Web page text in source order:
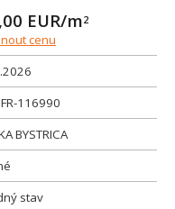
EUR/m2
cenu
116990
BYSTRICA
stav